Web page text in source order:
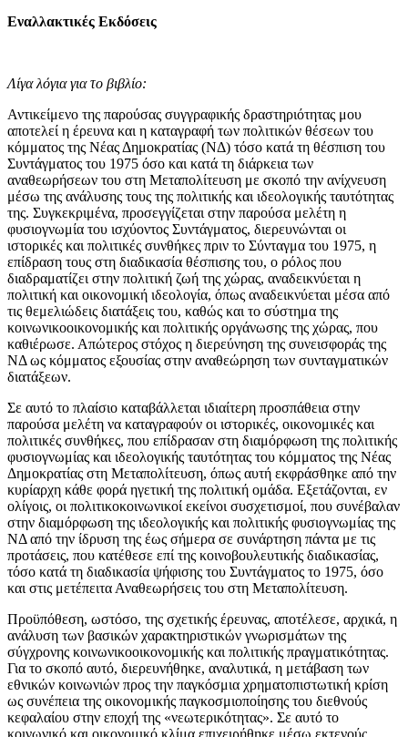
Εναλλακτικές Εκδόσεις
Λίγα λόγια για το βιβλίο:
Αντικείμενο της παρούσας συγγραφικής δραστηριότητας μου
αποτελεί η έρευνα και η καταγραφή των πολιτικών θέσεων του
κόμματος της Νέας Δημοκρατίας (ΝΔ) τόσο κατά τη θέσπιση του
Συντάγματος του 1975 όσο και κατά τη διάρκεια των
αναθεωρήσεων του στη Μεταπολίτευση με σκοπό την ανίχνευση
μέσω της ανάλυσης τους της πολιτικής και ιδεολογικής ταυτότητας
της. Συγκεκριμένα, προσεγγίζεται στην παρούσα μελέτη η
φυσιογνωμία του ισχύοντος Συντάγματος, διερευνώνται οι
ιστορικές και πολιτικές συνθήκες πριν το Σύνταγμα του 1975, η
επίδραση τους στη διαδικασία θέσπισης του, ο ρόλος που
διαδραματίζει στην πολιτική ζωή της χώρας, αναδεικνύεται η
πολιτική και οικονομική ιδεολογία, όπως αναδεικνύεται μέσα από
τις θεμελιώδεις διατάξεις του, καθώς και το σύστημα της
κοινωνικοοικονομικής και πολιτικής οργάνωσης της χώρας, που
καθιέρωσε. Απώτερος στόχος η διερεύνηση της συνεισφοράς της
ΝΔ ως κόμματος εξουσίας στην αναθεώρηση των συνταγματικών
διατάξεων.
Σε αυτό το πλαίσιο καταβάλλεται ιδιαίτερη προσπάθεια στην
παρούσα μελέτη να καταγραφούν οι ιστορικές, οικονομικές και
πολιτικές συνθήκες, που επίδρασαν στη διαμόρφωση της πολιτικής
φυσιογνωμίας και ιδεολογικής ταυτότητας του κόμματος της Νέας
Δημοκρατίας στη Μεταπολίτευση, όπως αυτή εκφράσθηκε από την
κυρίαρχη κάθε φορά ηγετική της πολιτική ομάδα. Εξετάζονται, εν
ολίγοις, οι πολιτικοκοινωνικοί εκείνοι συσχετισμοί, που συνέβαλαν
στην διαμόρφωση της ιδεολογικής και πολιτικής φυσιογνωμίας της
ΝΔ από την ίδρυση της έως σήμερα σε συνάρτηση πάντα με τις
προτάσεις, που κατέθεσε επί της κοινοβουλευτικής διαδικασίας,
τόσο κατά τη διαδικασία ψήφισης του Συντάγματος το 1975, όσο
και στις μετέπειτα Αναθεωρήσεις του στη Μεταπολίτευση.
Προϋπόθεση, ωστόσο, της σχετικής έρευνας, αποτέλεσε, αρχικά, η
ανάλυση των βασικών χαρακτηριστικών γνωρισμάτων της
σύγχρονης κοινωνικοοικονομικής και πολιτικής πραγματικότητας.
Για το σκοπό αυτό, διερευνήθηκε, αναλυτικά, η μετάβαση των
εθνικών κοινωνιών προς την παγκόσμια χρηματοπιστωτική κρίση
ως συνέπεια της οικονομικής παγκοσμιοποίησης του διεθνούς
κεφαλαίου στην εποχή της «νεωτερικότητας». Σε αυτό το